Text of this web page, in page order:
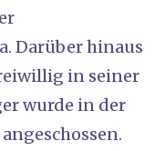
Darüber hinaus
in seiner
wurde in der